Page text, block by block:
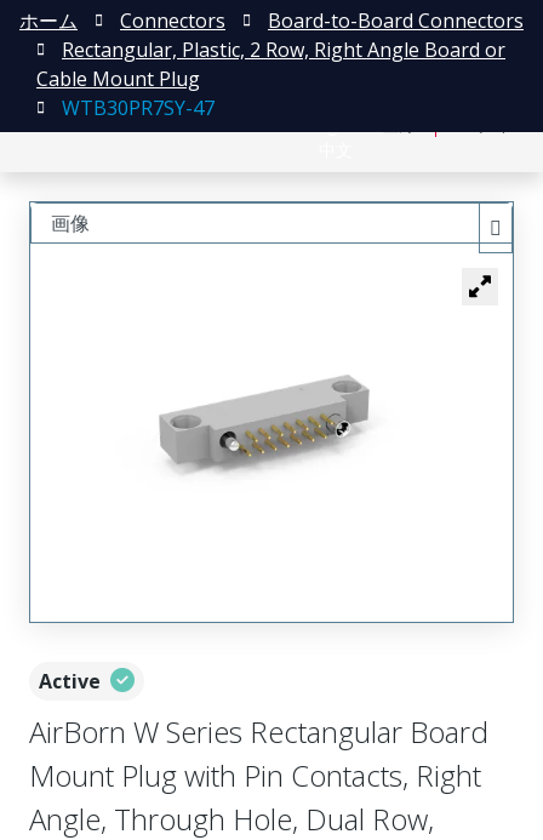
ホーム Connectors
Board-to-Board Connectors
Rectangular, Plastic, 2 Row, Right Angle Board or
Cable Mount Plug
WTB30PR7SY-47
Active
AirBorn W Series Rectangular Board
Mount Plug with Pin Contacts, Right
Angle, Through Hole, Dual Row,
画像